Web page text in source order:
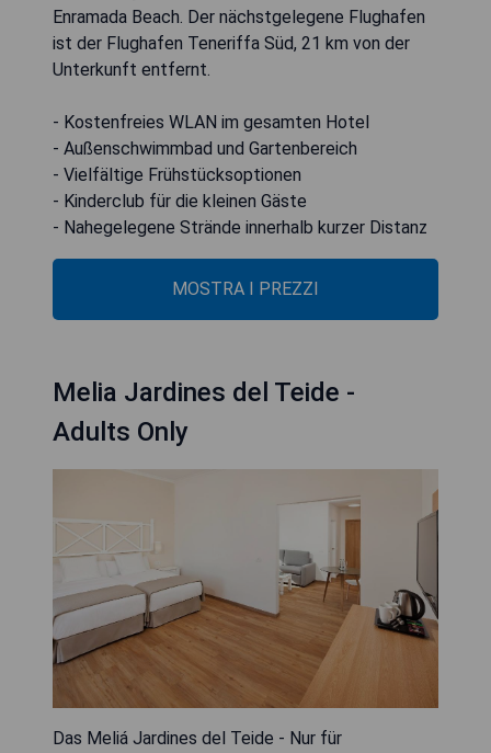
Enramada Beach. Der nächstgelegene Flughafen
ist der Flughafen Teneriffa Süd, 21 km von der
Unterkunft entfernt.
- Kostenfreies WLAN im gesamten Hotel
- Außenschwimmbad und Gartenbereich
- Vielfältige Frühstücksoptionen
- Kinderclub für die kleinen Gäste
- Nahegelegene Strände innerhalb kurzer Distanz
MOSTRA I PREZZI
Melia Jardines del Teide -
Adults Only
Das Meliá Jardines del Teide - Nur für